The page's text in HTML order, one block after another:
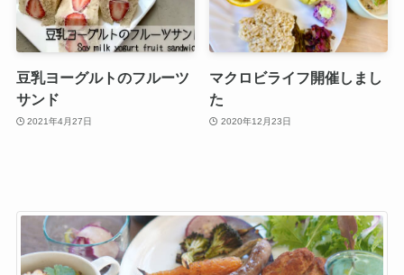
豆乳ヨーグルトのフルーツ
サンド
2021年4月27日
マクロビライフ開催しまし
た
2020年12月23日